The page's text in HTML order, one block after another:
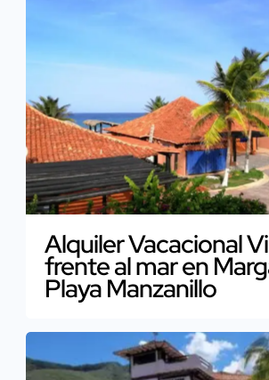
Alquiler Vacacional
frente al mar en
Playa Manzanillo